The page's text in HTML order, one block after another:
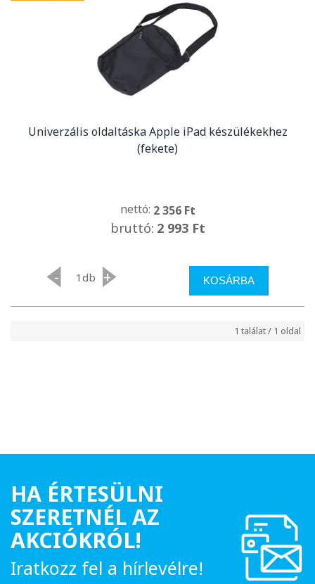
Univerzális oldaltáska Apple iPad készülékekhez
(fekete)
nettó: 2 356 Ft
bruttó: 2 993 Ft
- db + KOSÁRBA
1 találat / 1 oldal
HA ÉRTESÜLNI
SZERETNÉL AZ
AKCIÓKRÓL!
Iratkozz fel a hírlevélre!